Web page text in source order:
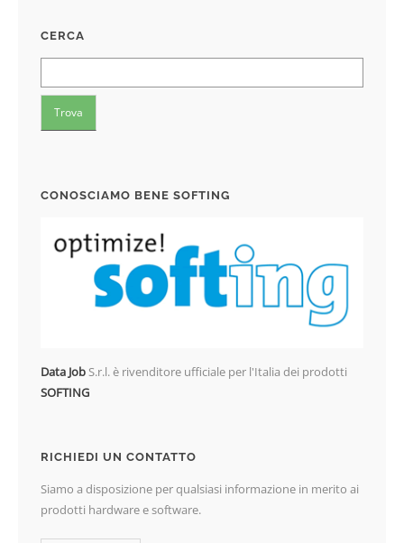
CERCA
CONOSCIAMO BENE SOFTING
Data JobS.r.l. è rivenditore ufficiale per l'Italia dei prodotti
SOFTING
RICHIEDI UN CONTATTO
Siamo a disposizione per qualsiasi informazione in merito ai
prodotti hardware e software.